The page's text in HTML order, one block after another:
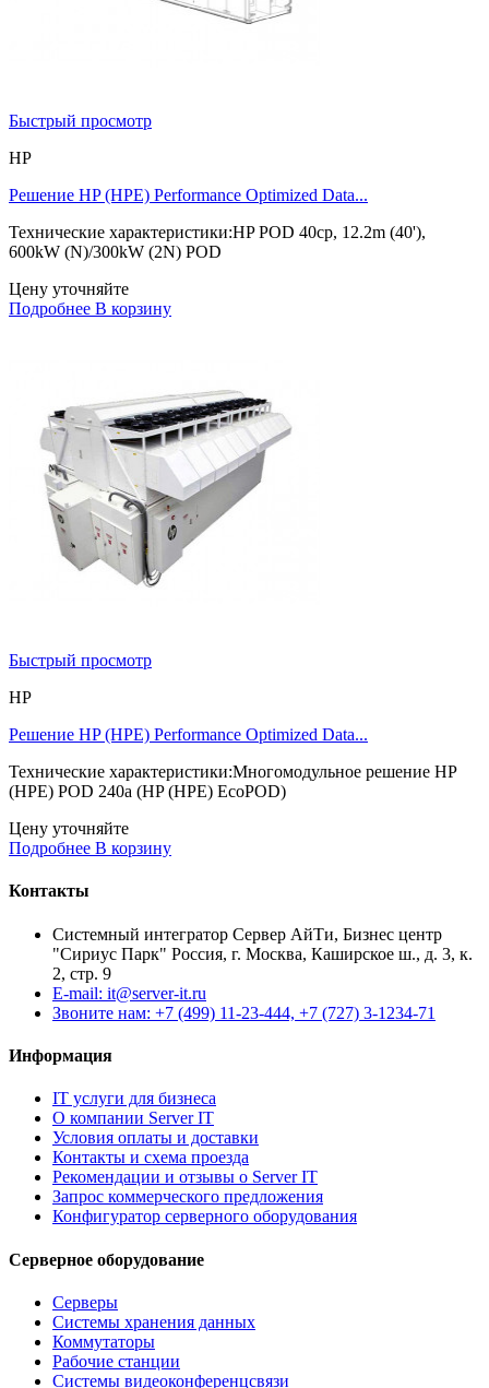
Быстрый просмотр
HP
Решение HP (HPE) Performance Optimized Data...
Технические характеристики:HP POD 40cp, 12.2m (40'),
600kW (N)/300kW (2N) POD
Цену уточняйте
Подробнее В корзину
Быстрый просмотр
HP
Решение HP (HPE) Performance Optimized Data...
Технические характеристики:Многомодульное решение HP
(HPE) POD 240a (HP (HPE) EcoPOD)
Цену уточняйте
Подробнее В корзину
Контакты
Системный интегратор Сервер АйТи, Бизнес центр
"Сириус Парк" Россия, г. Москва, Каширское ш., д. 3, к.
2, стр. 9
E-mail: it@server-it.ru
Звоните нам: +7 (499) 11-23-444, +7 (727) 3-1234-71
Информация
IT услуги для бизнеса
О компании Server IT
Условия оплаты и доставки
Контакты и схема проезда
Рекомендации и отзывы о Server IT
Запрос коммерческого предложения
Конфигуратор серверного оборудования
Серверное оборудование
Серверы
Системы хранения данных
Коммутаторы
Рабочие станции
Системы видеоконференцсвязи